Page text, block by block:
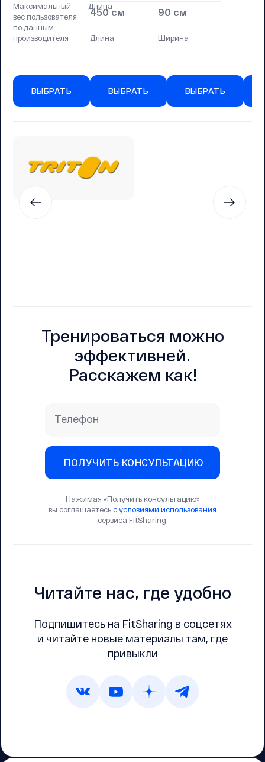
Максимальный
вес пользователя
по данным
производителя
Длина
ВЫБРАТЬ
450 см
Длина
90 см
Ширина
ВЫБРАТЬ ВЫБРАТЬ
Тренироваться можно
эффективней.
Расскажем как!
Телефон
ПОЛУЧИТЬ КОНСУЛЬТАЦИЮ
Нажимая «Получить консультацию»
вы соглашаетесьс условиями использования
сервиса FitSharing.
Читайте нас, где удобно
Подпишитесь на FitSharing в соцсетях
и читайте новые материалы там, где
привыкли